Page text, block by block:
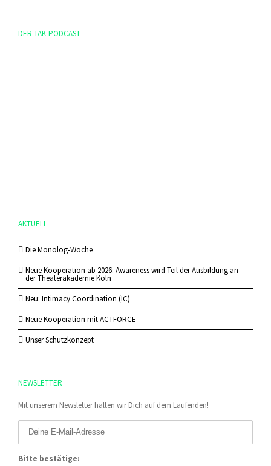
DER TAK-PODCAST
AKTUELL
Die Monolog-Woche
Neue Kooperation ab 2026: Awareness wird Teil der Ausbildung an
der Theaterakademie Köln
Neu: Intimacy Coordination (IC)
Neue Kooperation mit ACTFORCE
Unser Schutzkonzept
NEWSLETTER
Mit unserem Newsletter halten wir Dich auf dem Laufenden!
Bitte bestätige: